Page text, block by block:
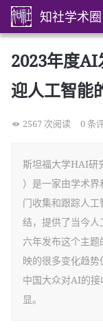
知社学术
2023年度
迎人工智能
2567 次阅读 0 条
斯坦福大学HAI
）是一家由学术
门收集和跟踪人
结，提供了当今
六年发布这个主
映的很多变化趋势
中国大众对AI的
显。